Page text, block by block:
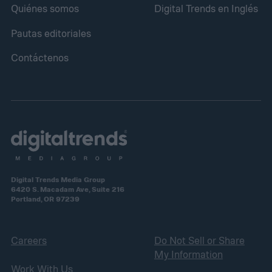
Quiénes somos
Pautas editoriales
Contáctenos
Digital Trends en Inglés
Digital Trends Media Group
6420 S. Macadam Ave, Suite 216
Portland, OR 97239
Careers
Work With Us
Do Not Sell or Share
My Information